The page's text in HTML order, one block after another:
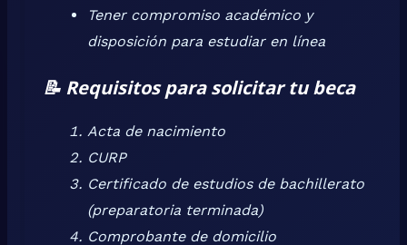
Tener compromiso académico y
disposición para estudiar en línea
📝 Requisitos para solicitar tu beca
Acta de nacimiento
CURP
Certificado de estudios de bachillerato
(preparatoria terminada)
Comprobante de domicilio